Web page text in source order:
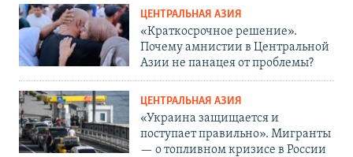
ЦЕНТРАЛЬНАЯ АЗИЯ
«Краткосрочное решение».
Почему амнистии в Центральной
Азии не панацея от проблемы?
ЦЕНТРАЛЬНАЯ АЗИЯ
«Украина защищается и
поступает правильно». Мигранты
— о топливном кризисе в России